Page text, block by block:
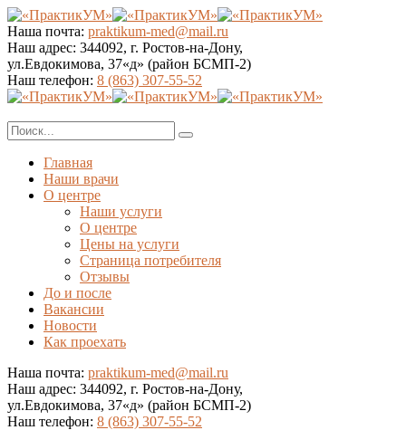
Наша почта: praktikum-med@mail.ru
Наш адрес: 344092, г. Ростов-на-Дону,
ул.Евдокимова, 37«д» (район БСМП-2)
Наш телефон: 8 (863) 307-55-52
Главная
Наши врачи
О центре
Наши услуги
О центре
Цены на услуги
Страница потребителя
Отзывы
До и после
Вакансии
Новости
Как проехать
Наша почта: praktikum-med@mail.ru
Наш адрес: 344092, г. Ростов-на-Дону,
ул.Евдокимова, 37«д» (район БСМП-2)
Наш телефон: 8 (863) 307-55-52